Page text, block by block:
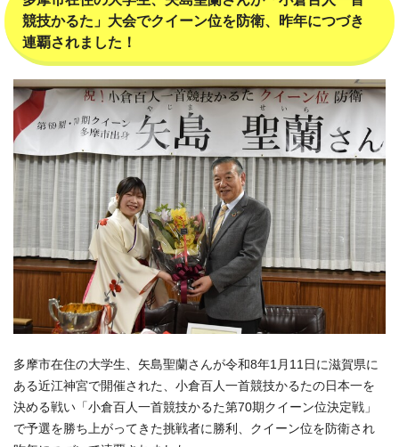
競技かるた」大会でクイーン位を防衛、昨年につづき
連覇されました！
多摩市在住の大学生、矢島聖蘭さんが令和8年1月11日に滋賀県に
ある近江神宮で開催された、小倉百人一首競技かるたの日本一を
決める戦い「小倉百人一首競技かるた第70期クイーン位決定戦」
で予選を勝ち上がってきた挑戦者に勝利、クイーン位を防衛され